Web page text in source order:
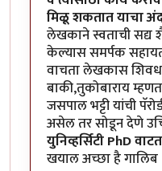
मिळू शकतात याचा
लेखकाने स्वताची सद्य
केल्यास समर्पक
वाचता लेखकास
बाकी,तुकोबाराय
जसपाल भट्टी यांची
असेल तर सोडून देणे
युनिव्हर्सिटी PhD
खयाल अच्छा है गालिब